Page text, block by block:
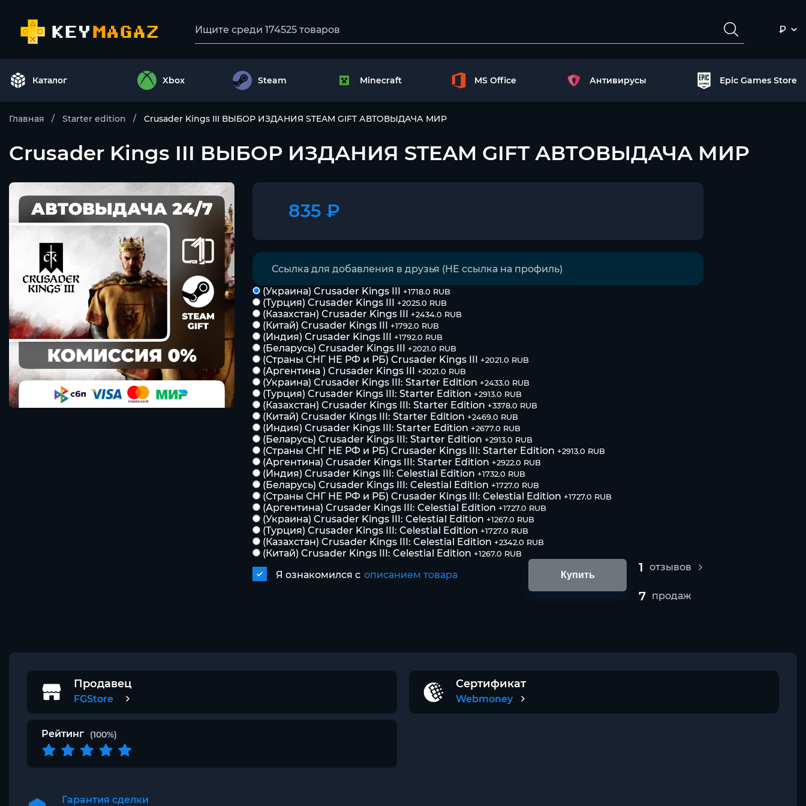
₽
Каталог Xbox Steam Minecraft MS Office Антивирусы Epic Games Store
Главная Starter edition Crusader Kings III ВЫБОР ИЗДАНИЯ STEAM GIFT АВТОВЫДАЧА МИР
Crusader Kings III ВЫБОР ИЗДАНИЯ STEAM GIFT АВТОВЫДАЧА МИР
835 ₽
(Украина) Crusader Kings III +1718.0 RUB
(Турция) Crusader Kings III +2025.0 RUB
(Казахстан) Crusader Kings III +2434.0 RUB
(Китай) Crusader Kings III +1792.0 RUB
(Индия) Crusader Kings III +1792.0 RUB
(Беларусь) Crusader Kings III +2021.0 RUB
(Страны СНГ НЕ РФ и РБ) Crusader Kings III +2021.0 RUB
(Аргентина ) Crusader Kings III +2021.0 RUB
(Украина) Crusader Kings III: Starter Edition +2433.0 RUB
(Турция) Crusader Kings III: Starter Edition +2913.0 RUB
(Казахстан) Crusader Kings III: Starter Edition +3378.0 RUB
(Китай) Crusader Kings III: Starter Edition +2469.0 RUB
(Индия) Crusader Kings III: Starter Edition +2677.0 RUB
(Беларусь) Crusader Kings III: Starter Edition +2913.0 RUB
(Страны СНГ НЕ РФ и РБ) Crusader Kings III: Starter Edition +2913.0 RUB
(Аргентина) Crusader Kings III: Starter Edition +2922.0 RUB
(Индия) Crusader Kings III: Celestial Edition +1732.0 RUB
(Беларусь) Crusader Kings III: Celestial Edition +1727.0 RUB
(Страны СНГ НЕ РФ и РБ) Crusader Kings III: Celestial Edition +1727.0 RUB
(Аргентина) Crusader Kings III: Celestial Edition +1727.0 RUB
(Украина) Crusader Kings III: Celestial Edition +1267.0 RUB
(Турция) Crusader Kings III: Celestial Edition +1727.0 RUB
(Казахстан) Crusader Kings III: Celestial Edition +2342.0 RUB
(Китай) Crusader Kings III: Celestial Edition +1267.0 RUB
Я ознакомился с описанием товара Купить
1 отзывов
7 продаж
Продавец
FGStore
Сертификат
Webmoney
Рейтинг (100%)
Гарантия сделки